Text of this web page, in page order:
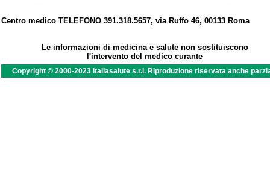
Centro medico TELEFONO 391.318.5657, via Ruffo 46, 00133 Roma
Le informazioni di medicina e salute non sostituiscono
l'intervento del medico curante
Copyright © 2000-2023 Italiasalute s.r.l. Riproduzione riservata anche